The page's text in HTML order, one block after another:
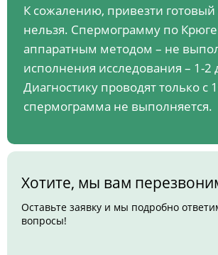
К сожалению, привезти
нельзя. Спермограмму по
аппаратным методом – не
исполнения исследования – 1-2
Диагностику проводят только с
спермограмма не выполняется.
Хотите, мы вам
Оставьте заявку и мы подробно
вопросы!